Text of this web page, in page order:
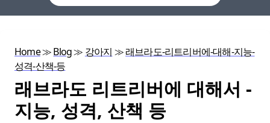
Home≫Blog≫ 강아지 ≫래브라도-리트리버에-대해-지능-
성격-산책-등
래브라도 리트리버에 대해서 -
지능, 성격, 산책 등